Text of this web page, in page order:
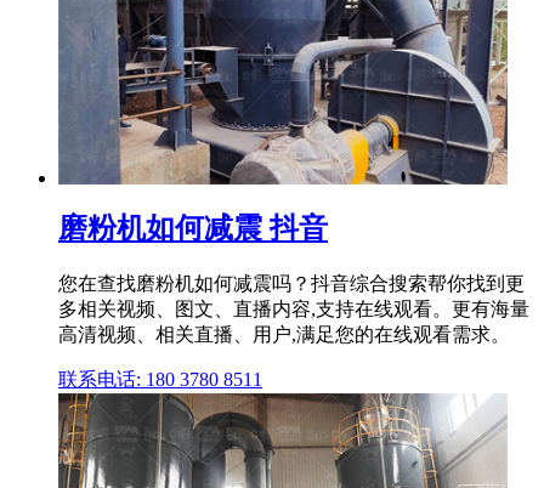
磨粉机如何减震 抖音
您在查找磨粉机如何减震吗？抖音综合搜索帮你找到更
多相关视频、图文、直播内容,支持在线观看。更有海量
高清视频、相关直播、用户,满足您的在线观看需求。
联系电话: 180 3780 8511